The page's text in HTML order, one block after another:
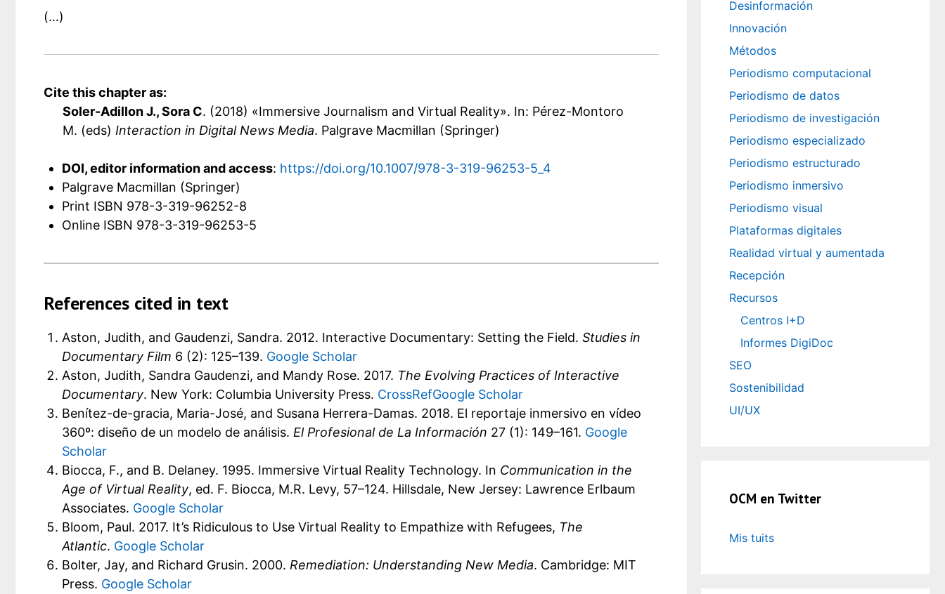
(…)
Cite this chapter as:
Soler-Adillon J., Sora C. (2018) «Immersive Journalism and Virtual Reality». In: Pérez-Montoro
M. (eds) Interaction in Digital News Media. Palgrave Macmillan (Springer)
DOI, editor information and access: https://doi.org/10.1007/978-3-319-96253-5_4
Palgrave Macmillan (Springer)
Print ISBN 978-3-319-96252-8
Online ISBN 978-3-319-96253-5
References cited in text
Aston, Judith, and Gaudenzi, Sandra. 2012. Interactive Documentary: Setting the Field. Studies in
Documentary Film 6 (2): 125–139. Google Scholar
Aston, Judith, Sandra Gaudenzi, and Mandy Rose. 2017. The Evolving Practices of Interactive
Documentary. New York: Columbia University Press. CrossRefGoogle Scholar
Benítez-de-gracia, Maria-José, and Susana Herrera-Damas. 2018. El reportaje inmersivo en vídeo
360º: diseño de un modelo de análisis. El Profesional de La Información 27 (1): 149–161. Google
Scholar
Biocca, F., and B. Delaney. 1995. Immersive Virtual Reality Technology. In Communication in the
Age of Virtual Reality, ed. F. Biocca, M.R. Levy, 57–124. Hillsdale, New Jersey: Lawrence Erlbaum
Associates. Google Scholar
Bloom, Paul. 2017. It’s Ridiculous to Use Virtual Reality to Empathize with Refugees, The
Atlantic. Google Scholar
Bolter, Jay, and Richard Grusin. 2000. Remediation: Understanding New Media. Cambridge: MIT
Press. Google Scholar
Desinformación
Innovación
Métodos
Periodismo computacional
Periodismo de datos
Periodismo de investigación
Periodismo especializado
Periodismo estructurado
Periodismo inmersivo
Periodismo visual
Plataformas digitales
Realidad virtual y aumentada
Recepción
Recursos
Centros I+D
Informes DigiDoc
SEO
Sostenibilidad
UI/UX
OCM en Twitter
Mis tuits